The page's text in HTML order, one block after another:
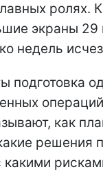
ролях.
экраны 29
недель
подготовка
как
решения